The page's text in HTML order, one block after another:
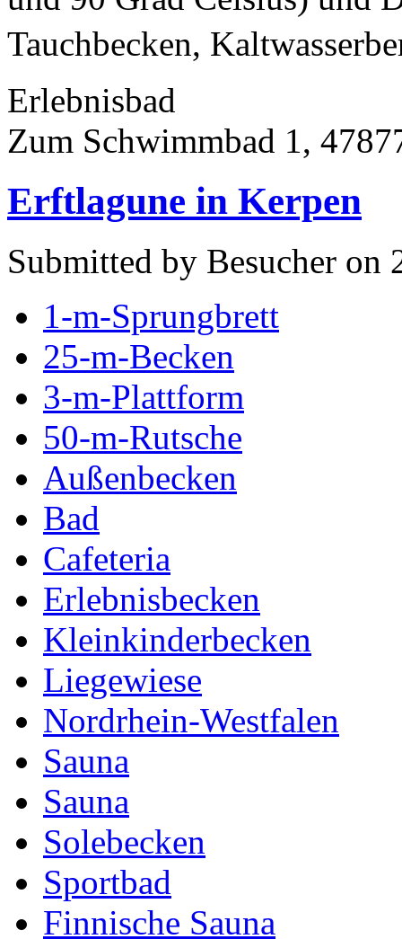
Tauchbecken,
Erlebnisbad
Zum Schwimmbad 1,
Erftlagune in Kerpen
Submitted by Besucher on
1-m-Sprungbrett
25-m-Becken
3-m-Plattform
50-m-Rutsche
Außenbecken
Bad
Cafeteria
Erlebnisbecken
Kleinkinderbecken
Liegewiese
Nordrhein-Westfalen
Sauna
Sauna
Solebecken
Sportbad
Finnische Sauna